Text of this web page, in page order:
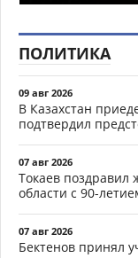
ПОЛИТИКА
09 авг 2026
В Казахстан
подтвердил
07 авг 2026
Токаев поздравил
области с 90-
07 авг 2026
Бектенов принял